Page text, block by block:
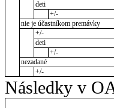
deti
+/-
nie je účastníkom premávky
+/-
deti
+/-
nezadané
+/-
Následky v